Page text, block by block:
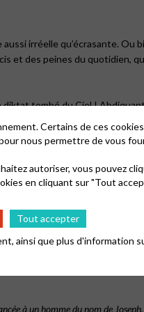
irréelle qu’écrasante.
des peines du quotidien,
tombé du Ciel !
à l’envi, cache une
chose… rien ? Tout et rien à
ressources (au propre
on s’attendrait à
temps se dilate. Pas
se déplace. Un monde
à un homme du nom de
Certains de ces
nous permettre de vous
autoriser, vous pouvez
en cliquant sur "Tout
Tout accepter
ainsi que plus d'information